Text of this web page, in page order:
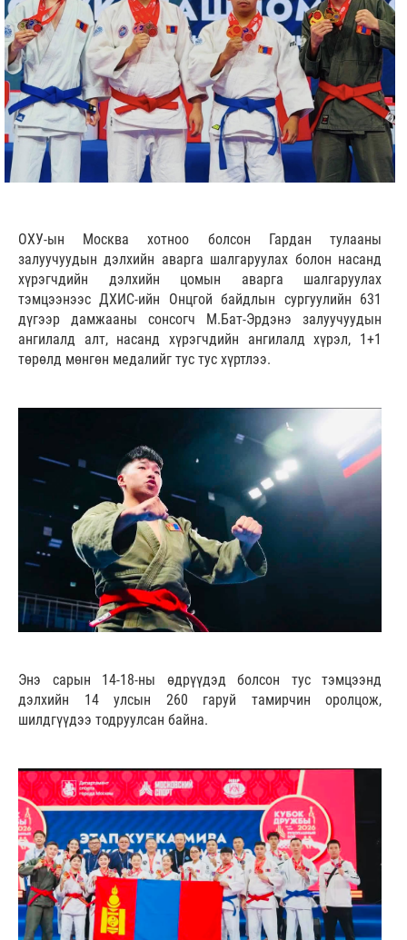
ОХУ-ын Москва хотноо болсон Гардан тулааны
залуучуудын дэлхийн аварга шалгаруулах болон насанд
хүрэгчдийн дэлхийн цомын аварга шалгаруулах
тэмцээнээс ДХИС-ийн Онцгой байдлын сургуулийн 631
дүгээр дамжааны сонсогч М.Бат-Эрдэнэ залуучуудын
ангилалд алт, насанд хүрэгчдийн ангилалд хүрэл, 1+1
төрөлд мөнгөн медалийг тус тус хүртлээ.
Энэ сарын 14-18-ны өдрүүдэд болсон тус тэмцээнд
дэлхийн 14 улсын 260 гаруй тамирчин оролцож,
шилдгүүдээ тодруулсан байна.